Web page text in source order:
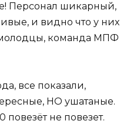
Персонал шикарный,
и видно что у них
команда МПФ
все показали,
НО ушатаные.
не повезет.